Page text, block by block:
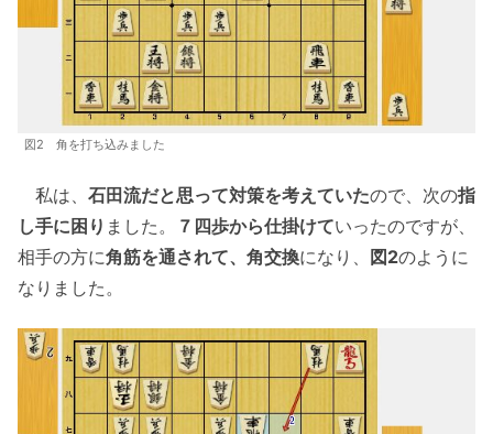
図2 角を打ち込みました
私は、 石田流だと思って対策を考えていたので、次の指
し手に困り ました。 ７四歩から仕掛けていったのですが、
相手の方に角筋を通されて、角交換になり、 図2のように
なりました。